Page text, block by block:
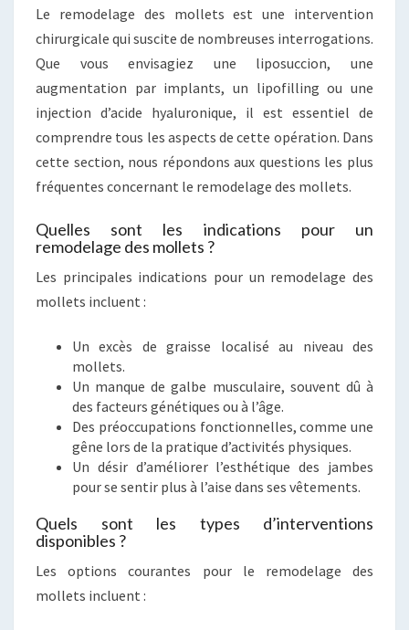
Le remodelage des mollets est une intervention
chirurgicale qui suscite de nombreuses interrogations.
Que vous envisagiez une liposuccion, une
augmentation par implants, un lipofilling ou une
injection d’acide hyaluronique, il est essentiel de
comprendre tous les aspects de cette opération. Dans
cette section, nous répondons aux questions les plus
fréquentes concernant le remodelage des mollets.
Quelles sont les indications pour un
remodelage des mollets ?
Les principales indications pour un remodelage des
mollets incluent :
Un excès de graisse localisé au niveau des
mollets.
Un manque de galbe musculaire, souvent dû à
des facteurs génétiques ou à l’âge.
Des préoccupations fonctionnelles, comme une
gêne lors de la pratique d’activités physiques.
Un désir d’améliorer l’esthétique des jambes
pour se sentir plus à l’aise dans ses vêtements.
Quels sont les types d’interventions
disponibles ?
Les options courantes pour le remodelage des
mollets incluent :